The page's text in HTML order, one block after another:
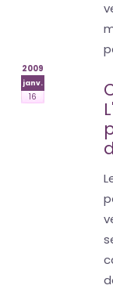
2009
janv.
16